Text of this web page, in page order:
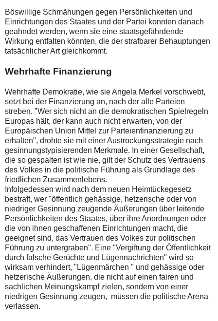
Böswillige Schmähungen gegen Persönlichkeiten und
Einrichtungen des Staates und der Partei konnten danach
geahndet werden, wenn sie eine staatsgefährdende
Wirkung entfalten könnten, die der strafbarer Behauptungen
tatsächlicher Art gleichkommt.
Wehrhafte Finanzierung
Wehrhafte Demokratie, wie sie Angela Merkel vorschwebt,
setzt bei der Finanzierung an, nach der alle Parteien
streben. "Wer sich nicht an die demokratischen Spielregeln
Europas hält, der kann auch nicht erwarten, von der
Europäischen Union Mittel zur Parteienfinanzierung zu
erhalten", drohte sie mit einer Austrockungsstrategie nach
gesinnungstypisierenden Merkmale. In einer Gesellschaft,
die so gespalten ist wie nie, gilt der Schutz des Vertrauens
des Volkes in die politische Führung als Grundlage des
friedlichen Zusammenlebens.
Infolgedessen wird nach dem neuen Heimtückegesetz
bestraft, wer "öffentlich gehässige, hetzerische oder von
niedriger Gesinnung zeugende Äußerungen über leitende
Persönlichkeiten des Staates, über ihre Anordnungen oder
die von ihnen geschaffenen Einrichtungen macht, die
geeignet sind, das Vertrauen des Volkes zur politischen
Führung zu untergraben". Eine "Vergiftung der Öffentlichkeit
durch falsche Gerüchte und Lügennachrichten" wird so
wirksam verhindert, "Lügenmärchen " und gehässige oder
hetzerische Äußerungen, die nicht auf einen fairen und
sachlichen Meinungskampf zielen, sondern von einer
niedrigen Gesinnung zeugen, müssen die politische Arena
verlassen.